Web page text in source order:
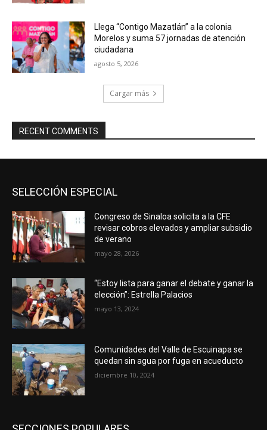
Llega “Contigo Mazatlán” a la colonia
Morelos y suma 57 jornadas de atención
ciudadana
agosto 5, 2026
Cargar más
RECENT COMMENTS
SELECCIÓN ESPECIAL
Congreso de Sinaloa solicita a la CFE
revisar cobros elevados y ampliar subsidio
de verano
mayo 28, 2026
“Estoy lista para ganar el debate y ganar la
elección”: Estrella Palacios
mayo 13, 2024
Comunidades del Valle de Escuinapa se
quedan sin agua por fuga en acueducto
diciembre 10, 2024